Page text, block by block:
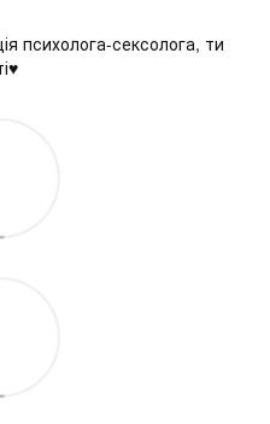
психолога-сексолога, ти